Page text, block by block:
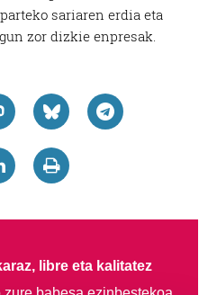
sariaren erdia eta
zor dizkie enpresak.
libre eta kalitatez